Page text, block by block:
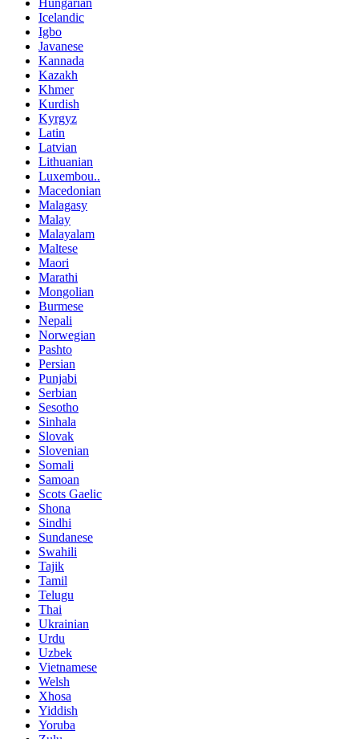
Icelandic
Igbo
Javanese
Kannada
Kazakh
Khmer
Kurdish
Kyrgyz
Latin
Latvian
Lithuanian
Luxembou..
Macedonian
Malagasy
Malay
Malayalam
Maltese
Maori
Marathi
Mongolian
Burmese
Nepali
Norwegian
Pashto
Persian
Punjabi
Serbian
Sesotho
Sinhala
Slovak
Slovenian
Somali
Samoan
Scots Gaelic
Shona
Sindhi
Sundanese
Swahili
Tajik
Tamil
Telugu
Thai
Ukrainian
Urdu
Uzbek
Vietnamese
Welsh
Xhosa
Yiddish
Yoruba